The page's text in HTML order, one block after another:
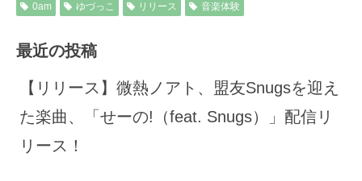
0am ゆづっこ リリース 音楽体験
最近の投稿
【リリース】微熱ノアト、盟友Snugsを迎え
た楽曲、「せーの!（feat. Snugs）」配信リ
リース！